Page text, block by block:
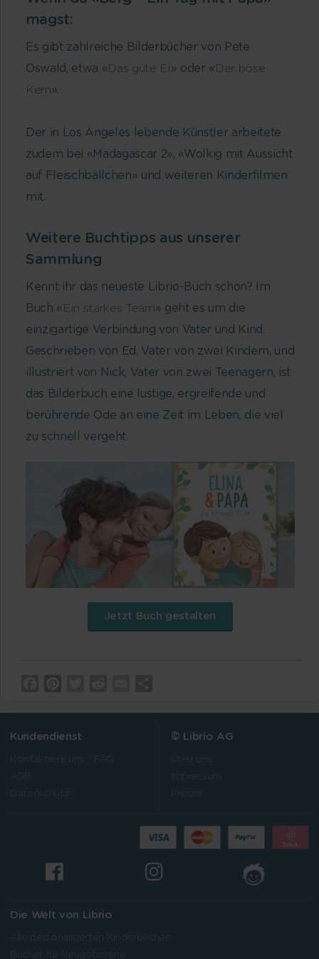
magst:
Es gibt zahlreiche Bilderbücher von Pete
Oswald, etwa «Das gute Ei» oder « Der böse
Kern».
Der in Los Angeles lebende Künstler arbeitete
zudem bei «Madagascar 2», «Wolkig mit Aussicht
auf Fleischbällchen» und weiteren Kinderfilmen
mit.
Weitere Buchtipps aus unserer
Sammlung
Kennt ihr das neueste Librio-Buch schon? Im
Buch « Ein starkes Team» geht es um die
einzigartige Verbindung von Vater und Kind.
Geschrieben von Ed, Vater von zwei Kindern, und
illustriert von Nick, Vater von zwei Teenagern, ist
das Bilderbuch eine lustige, ergreifende und
berührende Ode an eine Zeit im Leben, die viel
zu schnell vergeht.
Jetzt Buch gestalten
Kundendienst © Librio AG
Die Welt von Librio